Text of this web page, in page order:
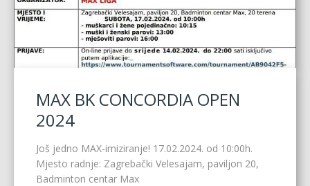
MAX BK CONCORDIA OPEN
2024
Još jedno MAX-imiziranje! 17.02.2024. od 10:00h.
Mjesto radnje: Zagrebački Velesajam, paviljon 20,
Badminton centar Max